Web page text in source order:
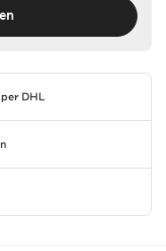
per DHL